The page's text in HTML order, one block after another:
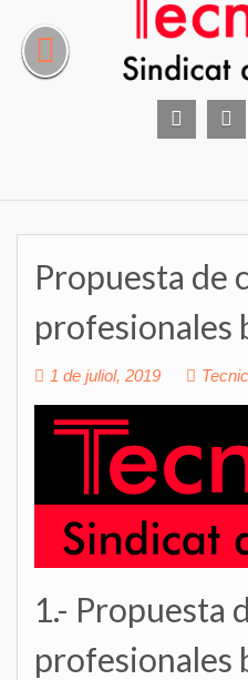
content
Propuesta de
profesionales
1 de juliol, 2019
1.- Propuesta
profesionales